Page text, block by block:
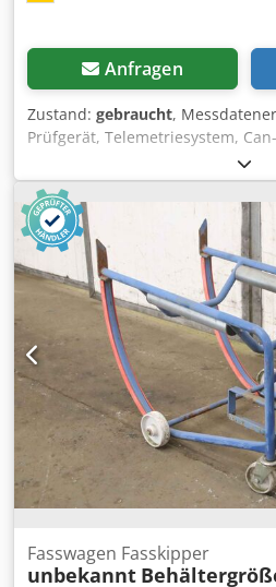
Anfragen
Zustand: gebraucht,
Prüfgerät, Telemetriesystem,
Dcedpfxsfg E E Ns Ah Tsk -
-Anzahl: 1 Stück -Abmessungen:
Gewicht: 0,5 kg
Fasswagen Fasskipper
unbekannt